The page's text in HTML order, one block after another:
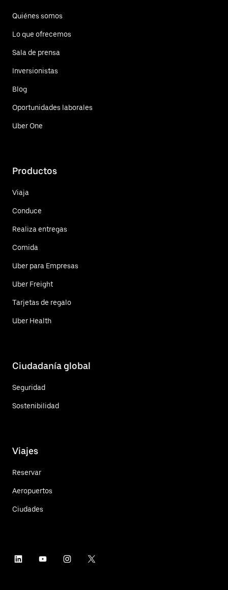
Quiénes somos
Lo que ofrecemos
Sala de prensa
Inversionistas
Blog
Oportunidades laborales
Uber One
Productos
Viaja
Conduce
Realiza entregas
Comida
Uber para Empresas
Uber Freight
Tarjetas de regalo
Uber Health
Ciudadanía global
Seguridad
Sostenibilidad
Viajes
Reservar
Aeropuertos
Ciudades